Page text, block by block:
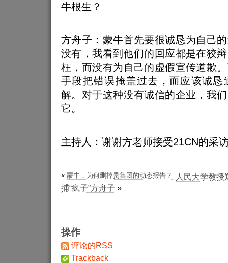
牛根生？
方舟子：蒙牛首先要很诚恳为自己
没有，我看到他们的回应都是在狡
枉，而没有为自己的虚假宣传道歉
手段把错误掩盖过去，而应该诚恳
解。对于这种没有诚信的企业，我
它。
主持人：谢谢方老师接受21CN的采
« 蒙牛，为何删掉贵集团的动态报告？
人民大学教
捕“疯子”方舟子 »
操作
评论的RSS
Trackback